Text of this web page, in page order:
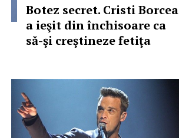
Botez secret. Cristi Borcea
a ieşit din închisoare ca
să-şi creştineze fetiţa